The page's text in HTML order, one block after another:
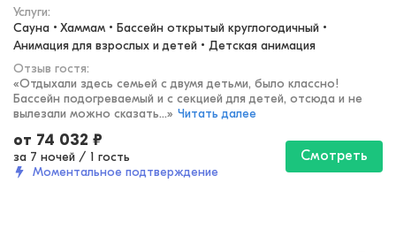
Услуги:
Сауна • Хаммам • Бассейн открытый круглогодичный •
Анимация для взрослых и детей • Детская анимация
Отзыв гостя:
«Отдыхали здесь семьей с двумя детьми, было классно!
Бассейн подогреваемый и с секцией для детей, отсюда и не
вылезали можно сказать...» Читать далее
от 74 032 ₽
за 7 ночей / 1 гость
Моментальное подтверждение
Смотреть